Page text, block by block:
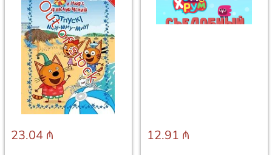
Out of stock
23.04 ₼ 12.91 ₼